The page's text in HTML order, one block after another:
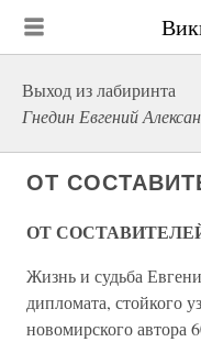
Выход из лабиринта
Гнедин Евгений
ОТ
ОТ
Жизнь и судьба
дипломата, стойкого
новомирского автора